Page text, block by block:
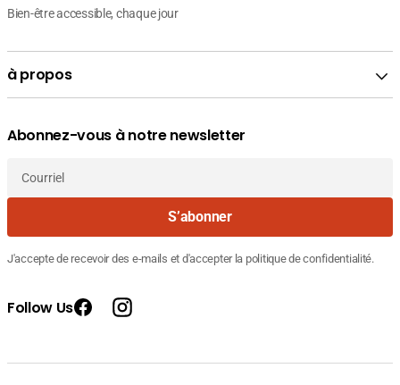
Fournisseur
Bien-être accessible, chaque jour
à propos
Abonnez-vous à notre newsletter
Courriel
S’abonner
J'accepte de recevoir des e-mails et d'accepter la politique de confidentialité.
Follow Us FacebookInstagram